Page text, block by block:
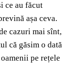
ce au făcut
așa ceva.
cazuri mai sînt,
că găsim o dată
pe rețele